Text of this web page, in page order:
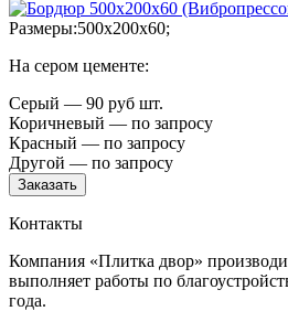
Размеры:500х200х60;
На сером цементе:
Серый — 90 руб шт.
Коричневый — по запросу
Красный — по запросу
Другой — по запросу
Заказать
Контакты
Компания «Плитка двор»
выполняет работы по
года.